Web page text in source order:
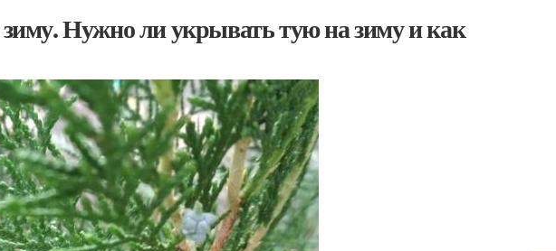
Нужно ли укрывать тую на зиму и как